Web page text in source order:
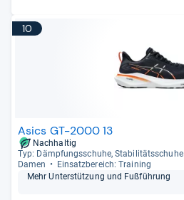
10
Asics GT-2000 13
Nachhaltig
Typ: Dämp­fungs­schuhe, Sta­bi­li­täts­schuhe
Damen
Ein­satz­be­reich: Trai­ning
Mehr Unter­stüt­zung und Fuß­füh­rung